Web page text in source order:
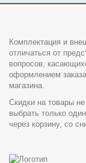
Комплектация и
отличаться от
вопросов,
оформлением
магазина.
Скидки на товары
выбрать только
через корзину, со